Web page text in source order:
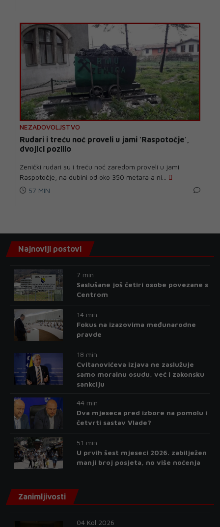
NEZADOVOLJSTVO
Rudari i treću noć proveli u jami 'Raspotočje',
dvojici pozlilo
Zenički rudari su i treću noć zaredom proveli u jami
Raspotočje, na dubini od oko 350 metara a ni...
57 MIN
Najnoviji postovi
7 min
Saslušane još četiri osobe povezane s
Centrom
14 min
Fokus na izazovima međunarodne
pravde
18 min
Cvitanovićeva izjava ne zaslužuje
samo moralnu osudu, već i zakonsku
sankciju
44 min
Dva mjeseca pred izbore na pomolu i
četvrti sastav Vlade?
51 min
U prvih šest mjeseci 2026. zabilježen
manji broj posjeta, no više noćenja
Zanimljivosti
04 Kol 2026